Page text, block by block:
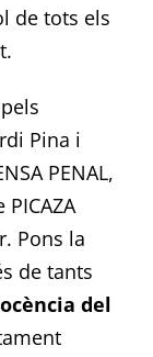
de tots els
Pina i
PENAL,
Pons la
de tants
del